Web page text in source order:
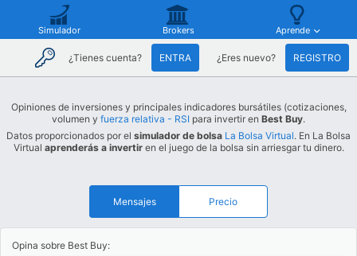
Simulador Brokers Aprende
¿Tienes cuenta? ENTRA ¿Eres nuevo? REGISTRO
Opiniones de inversiones y principales indicadores bursátiles (cotizaciones,
volumen y fuerza relativa - RSI para invertir en Best Buy.
Datos proporcionados por el simulador de bolsa La Bolsa Virtual. En La Bolsa
Virtual aprenderás a invertiren el juego de la bolsa sin arriesgar tu dinero.
Mensajes Precio
Opina sobre Best Buy: